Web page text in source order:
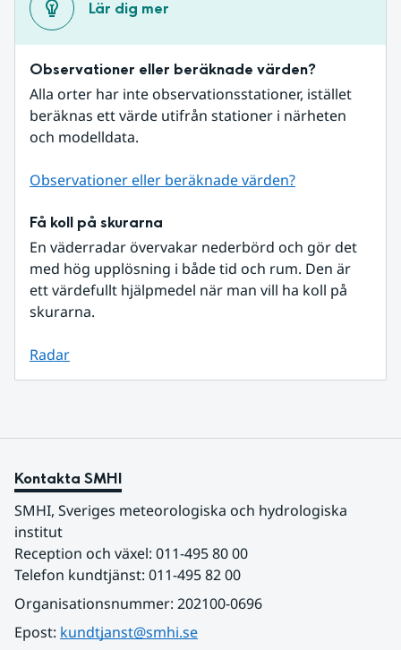
Lär dig mer
Observationer eller beräknade värden?
Alla orter har inte observationsstationer, istället
beräknas ett värde utifrån stationer i närheten
och modelldata.
Observationer eller beräknade värden?
Få koll på skurarna
En väderradar övervakar nederbörd och gör det
med hög upplösning i både tid och rum. Den är
ett värdefullt hjälpmedel när man vill ha koll på
skurarna.
Radar
Kontakta SMHI
SMHI, Sveriges meteorologiska och hydrologiska
institut
Reception och växel: 011-495 80 00
Telefon kundtjänst: 011-495 82 00
Organisationsnummer: 202100-0696
Epost: kundtjanst@smhi.se